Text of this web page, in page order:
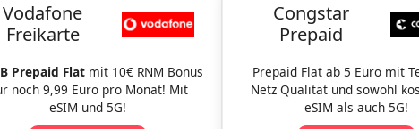
Vodafone
Freikarte
Prepaid Flatmit 10€ RNM Bonus
noch 9,99 Euro pro Monat! Mit
eSIM und 5G!
Congstar
Prepaid
Prepaid Flat ab 5 Euro mit
Netz Qualität und sowohl
eSIM als auch 5G!